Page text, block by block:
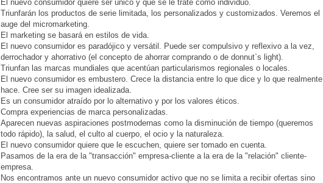
El nuevo consumidor quiere ser único y que se le trate como individuo.
Triunfarán los productos de serie limitada, los personalizados y customizados. Veremos el
auge del micromarketing.
El marketing se basará en estilos de vida.
El nuevo consumidor es paradójico y versátil. Puede ser compulsivo y reflexivo a la vez,
derrochador y ahorrativo (el concepto de ahorrar comprando o de donnut`s light).
Triunfan las marcas mundiales que acentúan particularismos regionales o locales.
El nuevo consumidor es embustero. Crece la distancia entre lo que dice y lo que realmente
hace. Cree ser su imagen idealizada.
Es un consumidor atraído por lo alternativo y por los valores éticos.
Compra experiencias de marca personalizadas.
Aparecen nuevas aspiraciones postmodernas como la disminución de tiempo (queremos
todo rápido), la salud, el culto al cuerpo, el ocio y la naturaleza.
El nuevo consumidor quiere que le escuchen, quiere ser tomado en cuenta.
Pasamos de la era de la "transacción" empresa-cliente a la era de la "relación" cliente-
empresa.
Nos encontramos ante un nuevo consumidor activo que no se limita a recibir ofertas sino